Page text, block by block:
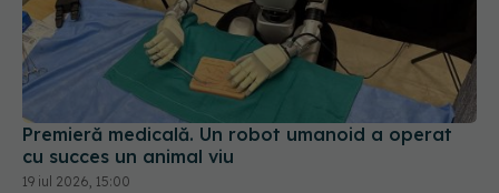
Premieră medicală. Un robot umanoid a operat
cu succes un animal viu
19 iul 2026, 15:00